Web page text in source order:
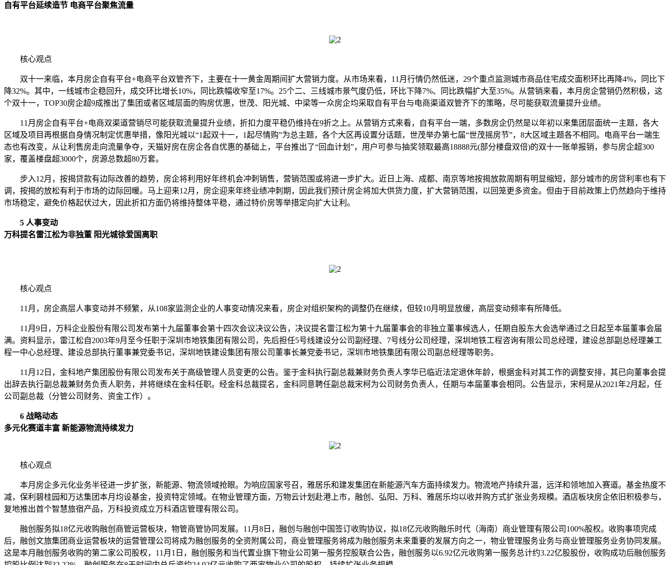
自有平台延续造节 电商平台聚焦流量
核心观点
双十一来临，本月房企自有平台+电商平台双管齐下，主要在十一黄金周期间扩大营销力度。从市场来看，11月行情仍然低迷，29个重点监测城市商品住宅成交面积环比再降4%，同比下
降32%。其中，一线城市企稳回升，成交环比增长10%，同比跌幅收窄至17%。25个二、三线城市景气度仍低，环比下降7%、同比跌幅扩大至35%。从营销来看，本月房企营销仍然积极，这
个双十一，TOP30房企超9成推出了集团或者区域层面的购房优惠，世茂、阳光城、中梁等一众房企均采取自有平台与电商渠道双管齐下的策略，尽可能获取流量提升业绩。
11月房企自有平台+电商双渠道营销尽可能获取流量提升业绩，折扣力度平稳仍维持在9折之上。从营销方式来看，自有平台一端，多数房企仍然是以年初以来集团层面统一主题，各大
区域及项目再根据自身情况制定优惠举措，像阳光城以“1起双十一，1起尽情购”为总主题，各个大区再设置分话题，世茂举办第七届“世茂摇房节”，8大区域主题各不相同。电商平台一端生
态也有改变，从让利售房走向流量争夺，天猫好房在房企各自优惠的基础上，平台推出了“回血计划”，用户可参与抽奖领取最高18888元(部分楼盘双倍)的双十一账单报销，参与房企超300
家，覆盖楼盘超3000个，房源总数超80万套。
步入12月，按揭贷款有边际改善的趋势，房企将利用好年终机会冲刺销售，营销范围或将进一步扩大。近日上海、成都、南京等地按揭放款周期有明显缩短，部分城市的房贷利率也有下
调，按揭的放松有利于市场的边际回暖。马上迎来12月，房企迎来年终业绩冲刺期，因此我们预计房企将加大供货力度，扩大营销范围，以回笼更多资金。但由于目前政策上仍然趋向于维持
市场稳定，避免价格起伏过大，因此折扣方面仍将维持整体平稳，通过特价房等举措定向扩大让利。
5 人事变动
万科提名雷江松为非独董 阳光城徐爱国离职
核心观点
11月，房企高层人事变动并不频繁，从108家监测企业的人事变动情况来看，房企对组织架构的调整仍在继续，但较10月明显放缓，高层变动频率有所降低。
11月9日，万科企业股份有限公司发布第十九届董事会第十四次会议决议公告，决议提名雷江松为第十九届董事会的非独立董事候选人，任期自股东大会选举通过之日起至本届董事会届
满。资料显示，雷江松自2003年9月至今任职于深圳市地铁集团有限公司，先后担任5号线建设分公司副经理、7号线分公司经理，深圳地铁工程咨询有限公司总经理，建设总部副总经理兼工
程一中心总经理、建设总部执行董事兼党委书记，深圳地铁建设集团有限公司董事长兼党委书记，深圳市地铁集团有限公司副总经理等职务。
11月12日，金科地产集团股份有限公司发布关于高级管理人员变更的公告。鉴于金科执行副总裁兼财务负责人李华已临近法定退休年龄，根据金科对其工作的调整安排，其已向董事会提
出辞去执行副总裁兼财务负责人职务，并将继续在金科任职。经金科总裁提名，金科同意聘任副总裁宋柯为公司财务负责人，任期与本届董事会相同。公告显示，宋柯是从2021年2月起，任
公司副总裁（分管公司财务、资金工作）。
6 战略动态
多元化赛道丰富 新能源物流持续发力
核心观点
本月房企多元化业务半径进一步扩张，新能源、物流领域抢眼。为响应国家号召，雅居乐和建发集团在新能源汽车方面持续发力。物流地产持续升温，远洋和领地加入赛道。基金热度不
减，保利碧桂园和万达集团本月均设基金，投资特定领域。在物业管理方面，万物云计划赴港上市，融创、弘阳、万科、雅居乐均以收并购方式扩张业务规模。酒店板块房企依旧积极参与，
复地推出首个智慧旅宿产品，万科投资成立万科酒店管理有限公司。
融创服务拟18亿元收购融创商管运营板块，物管商管协同发展。11月8日，融创与融创中国签订收购协议，拟18亿元收购融乐时代（海南）商业管理有限公司100%股权。收购事项完成
后，融创文旅集团商业运营板块的运营管理公司将成为融创服务的全资附属公司，商业管理服务将成为融创服务未来重要的发展方向之一，物业管理服务业务与商业管理服务业务协同发展。
这是本月融创服务收购的第二家公司股权，11月1日，融创服务和当代置业旗下物业公司第一服务控股联合公告，融创服务以6.92亿元收购第一服务总计约3.22亿股股份，收购成功后融创服务